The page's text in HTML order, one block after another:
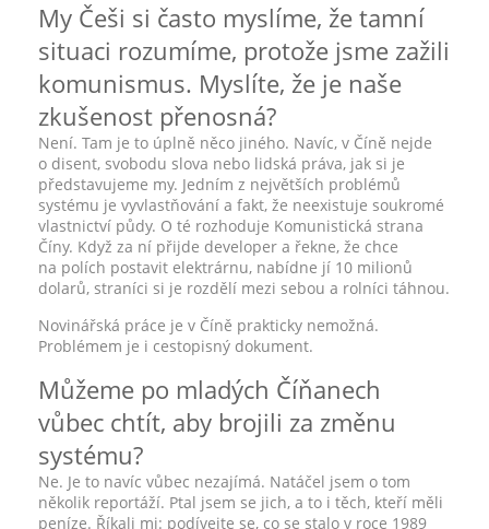
My Češi si často myslíme, že tamní
situaci rozumíme, protože jsme zažili
komunismus. Myslíte, že je naše
zkušenost přenosná?
Není. Tam je to úplně něco jiného. Navíc, v Číně nejde
o disent, svobodu slova nebo lidská práva, jak si je
představujeme my. Jedním z největších problémů
systému je vyvlastňování a fakt, že neexistuje soukromé
vlastnictví půdy. O té rozhoduje Komunistická strana
Číny. Když za ní přijde developer a řekne, že chce
na polích postavit elektrárnu, nabídne jí 10 milionů
dolarů, straníci si je rozdělí mezi sebou a rolníci táhnou.
Novinářská práce je v Číně prakticky nemožná.
Problémem je i cestopisný dokument.
Můžeme po mladých Číňanech
vůbec chtít, aby brojili za změnu
systému?
Ne. Je to navíc vůbec nezajímá. Natáčel jsem o tom
několik reportáží. Ptal jsem se jich, a to i těch, kteří měli
peníze. Říkali mi: podívejte se, co se stalo v roce 1989